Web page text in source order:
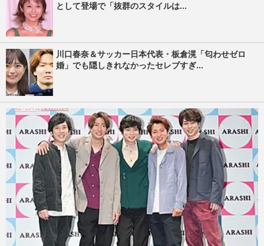
として登場で「抜群のスタイルは...
川口春奈＆サッカー日本代表・板倉滉「匂わせゼロ
婚」でも隠しきれなかったセレブすぎ...